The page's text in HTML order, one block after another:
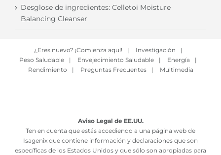
Desglose de ingredientes: Celletoi Moisture
Balancing Cleanser
¿Eres nuevo? ¡Comienza aquí! | Investigación
|
Peso Saludable
| Envejecimiento Saludable | Energía
|
Rendimiento
| Preguntas Frecuentes | Multimedia
Aviso Legal de EE.UU.
Ten en cuenta que estás accediendo a una página web de
Isagenix que contiene información y declaraciones que son
específicas de los Estados Unidos y que sólo son apropiadas para